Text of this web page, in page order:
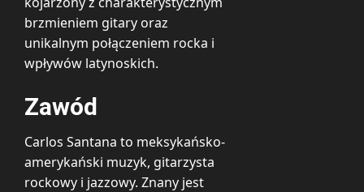
brzmieniem gitary oraz
unikalnym połączeniem rocka i
wpływów latynoskich.
Zawód
Carlos Santana to meksykańsko-
amerykański muzyk, gitarzysta
rockowy i jazzowy. Znany jest